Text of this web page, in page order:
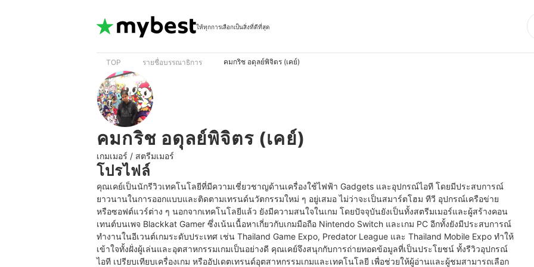
ให้ทุกการเลือกเป็นสิ่งที่ดีที่สุด
TOP รายชื่อบรรณาธิการ คมกริช อดุลย์พิจิตร (เคย์)
คมกริช อดุลย์พิจิตร (เคย์)
เกมเมอร์ / สตรีมเมอร์
โปรไฟล์
คุณเคย์เป็นนักรีวิวเทคโนโลยีที่มีความเชี่ยวชาญด้านเครื่องใช้ไฟฟ้า Gadgets และอุปกรณ์ไอที โดยมีประสบการณ์
ยาวนานในการออกแบบและติดตามเทรนด์นวัตกรรมใหม่ ๆ อยู่เสมอ ไม่ว่าจะเป็นสมาร์ตโฮม ทีวี อุปกรณ์เครือข่าย
หรือซอฟต์แวร์ต่าง ๆ นอกจากเทคโนโลยีแล้ว ยังมีความสนใจในเกม โดยปัจจุบันยังเป็นทั้งสตรีมเมอร์และผู้สร้างคอน
เทนต์บนเพจ Blackkat Gamer ซึ่งเน้นเนื้อหาเกี่ยวกับเกมมือถือ Nintendo Switch และเกม PC อีกทั้งยังมีประสบการณ์
ทำงานในอีเวนต์เกมระดับประเทศ เช่น Thailand Game Expo, Predator League และ Thailand Mobile Expo ทำให้
เข้าใจทั้งฝั่งผู้เล่นและอุตสาหกรรมเกมเป็นอย่างดี คุณเคย์จึงสนุกกับการถ่ายทอดข้อมูลที่เป็นประโยชน์ ทั้งรีวิวอุปกรณ์
ไอที เปรียบเทียบเครื่องเกม หรืออัปเดตเทรนด์อุตสาหกรรมเกมและเทคโนโลยี เพื่อช่วยให้ผู้อ่านและผู้ชมสามารถเลือก